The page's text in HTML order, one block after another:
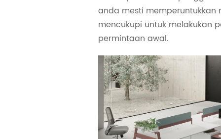
anda mesti memperuntukkan
mencukupi untuk melakukan
permintaan awal.